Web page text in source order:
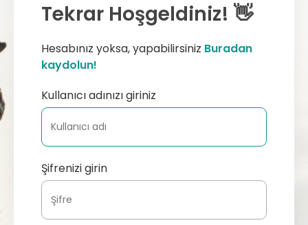
Tekrar Hoşgeldiniz! 👋
Hesabınız yoksa, yapabilirsiniz Buradan
kaydolun!
Kullanıcı adınızı giriniz
Şifrenizi girin